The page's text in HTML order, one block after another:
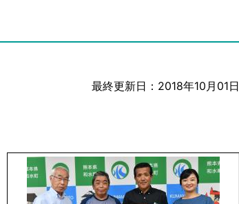
最終更新日：2018年10月01日